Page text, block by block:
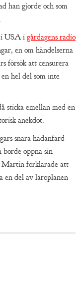
han gjorde och som
i USA i gårdagens radio
en om händelserna
försök att censurera
hel del som inte
sticka emellan med en
anekdot.
snara hädanfärd
borde öppna sin
Martin förklarade att
en del av läroplanen